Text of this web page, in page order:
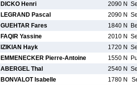
DICKO Henri 2090 N
LEGRAND Pascal 2090 N
GUEHTAR Fares 1840 N
FAQIR Yassine 2010 N
IZIKIAN Hayk 1720 N
EMMENECKER Pierre-Antoine 1550 N
ABERGEL Thal 2540 N
BONVALOT Isabelle 1780 N